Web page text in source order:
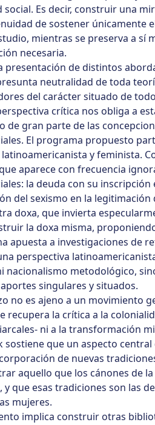
social. Es decir, construir una
de sostener únicamente
mientras se preserva a sí
necesaria.
presentación de distintos
neutralidad de toda
del carácter situado de
crítica nos obliga a
de gran parte de las
El programa propuesto
y feminista.
aparece con frecuencia
la deuda con su inscripción
del sexismo en la
doxa, que invierta
la doxa misma,
apuesta a investigaciones de
perspectiva
nacionalismo metodológico,
singulares y situados.
no es ajeno a un movimiento
recupera la crítica a la
ni a la transformación
sostiene que un aspecto
de nuevas
aquello que los cánones de
y que esas tradiciones son las
mujeres.
implica construir otras